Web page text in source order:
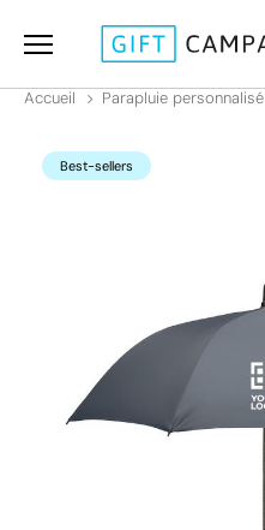
Accueil Parapluie personnalisé
Best-sellers